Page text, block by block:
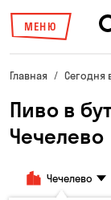
МЕНЮ
Главная Сегодня
Пиво в
Чечелево
Чечелево